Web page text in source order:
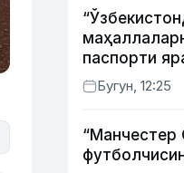
паспорти
энергетика
Бугун, 12:25
“Манчестер